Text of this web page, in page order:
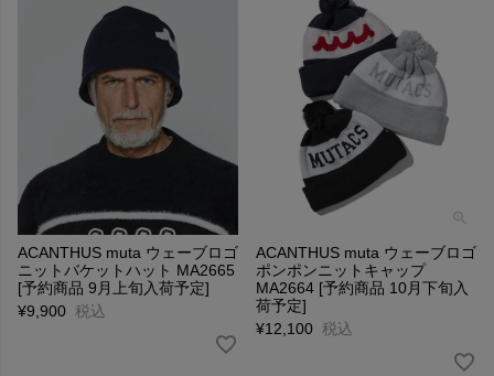
ACANTHUS muta ウェーブロゴ
ニットバケットハット MA2665
[予約商品 9月上旬入荷予定]
¥9,900 税込
ACANTHUS muta ウェーブロゴ
ポンポンニットキャップ
MA2664 [予約商品 10月下旬入
荷予定]
¥12,100 税込